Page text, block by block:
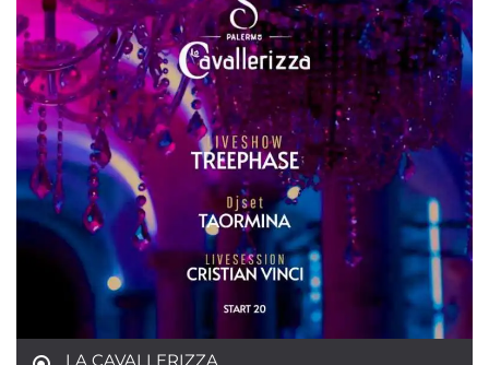
LA CAVALLERIZZA